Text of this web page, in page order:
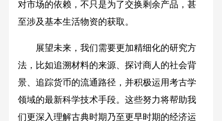
对市场的依赖，不只是为了交换剩余产品，甚
至涉及基本生活物资的获取。
展望未来，我们需要更加精细化的研究方
法，比如追溯材料的来源、探讨商人的社会背
景、追踪货币的流通路径，并积极运用考古学
领域的最新科学技术手段。这些努力将帮助我
们更深入理解古典时期乃至更早时期的经济运